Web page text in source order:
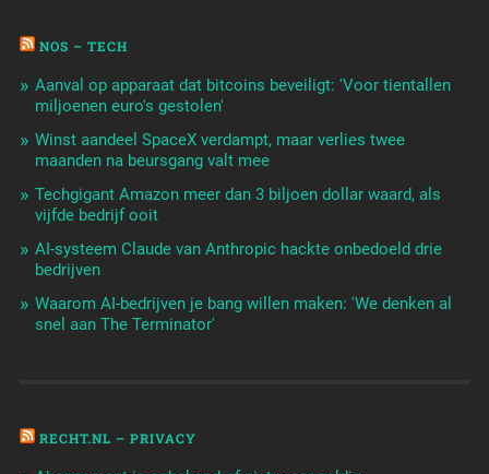
NOS – TECH
Aanval op apparaat dat bitcoins beveiligt: 'Voor tientallen
miljoenen euro's gestolen'
Winst aandeel SpaceX verdampt, maar verlies twee
maanden na beursgang valt mee
Techgigant Amazon meer dan 3 biljoen dollar waard, als
vijfde bedrijf ooit
AI-systeem Claude van Anthropic hackte onbedoeld drie
bedrijven
Waarom AI-bedrijven je bang willen maken: 'We denken al
snel aan The Terminator'
RECHT.NL – PRIVACY